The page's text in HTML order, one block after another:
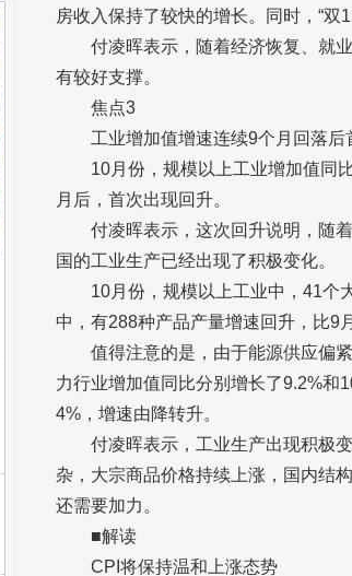
房收入保持了较快的增长。同时，“双
付凌晖表示，随着经济恢复、就
有较好支撑。
焦点3
工业增加值增速连续9个月回落后
10月份，规模以上工业增加值同
月后，首次出现回升。
付凌晖表示，这次回升说明，随
国的工业生产已经出现了积极变化。
10月份，规模以上工业中，41个
中，有288种产品产量增速回升，比9
值得注意的是，由于能源供应偏
力行业增加值同比分别增长了9.2%和
4%，增速由降转升。
付凌晖表示，工业生产出现积极
杂，大宗商品价格持续上涨，国内结
还需要加力。
■解读
CPI将保持温和上涨态势